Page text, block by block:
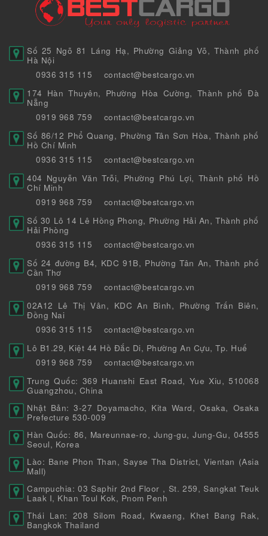
Số 25 Ngõ 81 Láng Hạ, Phường Giảng Võ, Thành phố
Hà Nội
0936 315 115
contact@bestcargo.vn
174 Hàn Thuyên, Phường Hòa Cường, Thành phố Đà
Nẵng
0919 968 759
contact@bestcargo.vn
Số 86/12 Phổ Quang, Phường Tân Sơn Hòa, Thành phố
Hồ Chí Minh
0936 315 115
contact@bestcargo.vn
404 Nguyễn Văn Trỗi, Phường Phú Lợi, Thành phố Hồ
Chí Minh
0919 968 759
contact@bestcargo.vn
Số 30 Lô 14 Lê Hồng Phong, Phường Hải An, Thành phố
Hải Phòng
0936 315 115
contact@bestcargo.vn
Số 24 đường B4, KDC 91B, Phường Tân An, Thành phố
Cần Thơ
0919 968 759
contact@bestcargo.vn
02A12 Lê Thị Vân, KDC An Bình, Phường Trấn Biên,
Đồng Nai
0936 315 115
contact@bestcargo.vn
Lô B1.29, Kiệt 44 Hồ Đắc Di, Phường An Cựu, Tp. Huế
0919 968 759
contact@bestcargo.vn
Trung Quốc: 369 Huanshi East Road, Yue Xiu, 510068
Guangzhou, China
Nhật Bản: 3-27 Doyamacho, Kita Ward, Osaka, Osaka
Prefecture 530-009
Hàn Quốc: 86, Mareunnae-ro, Jung-gu, Jung-Gu, 04555
Seoul, Korea
Lào: Bane Phon Than, Sayse Tha District, Vientan (Asia
Mall)
Campuchia: 03 Saphir 2nd Floor , St. 259, Sangkat Teuk
Laak I, Khan Toul Kok, Pnom Penh
Thái Lan: 208 Silom Road, Kwaeng, Khet Bang Rak,
Bangkok Thailand